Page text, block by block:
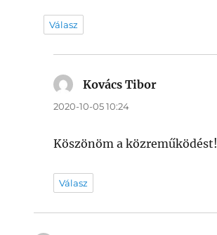
Válasz
Kovács Tibor
2020-10-05 10:24
Köszönöm a közreműködést!
Válasz